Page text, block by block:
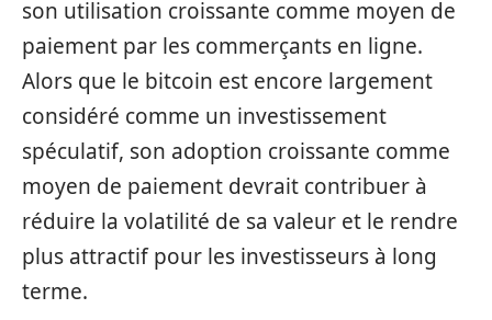
son utilisation croissante comme moyen de
paiement par les commerçants en ligne.
Alors que le bitcoin est encore largement
considéré comme un investissement
spéculatif, son adoption croissante comme
moyen de paiement devrait contribuer à
réduire la volatilité de sa valeur et le rendre
plus attractif pour les investisseurs à long
terme.